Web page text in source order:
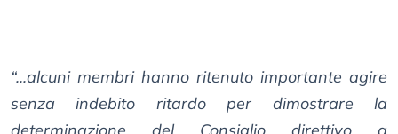
“...alcuni membri hanno ritenuto importante agire
senza indebito ritardo per dimostrare la